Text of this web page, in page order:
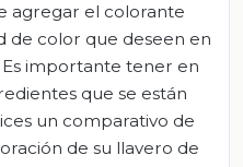
agregar el colorante
de color que deseen en
importante tener en
que se están
un comparativo de
de su llavero de